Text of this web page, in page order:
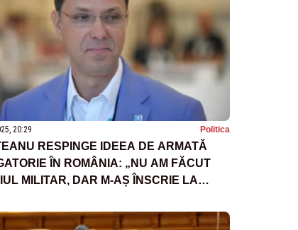
20:29 Politica
RESPINGE IDEEA DE ARMATĂ
ÎN ROMÂNIA: „NU AM FĂCUT
MILITAR, DAR M-AȘ ÎNSCRIE LA